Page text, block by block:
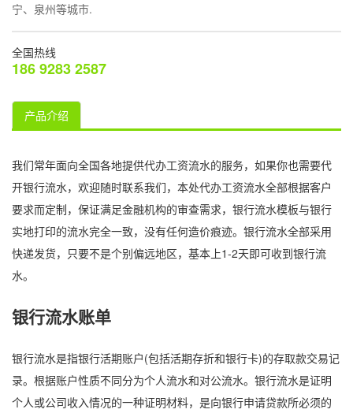
宁、泉州等城市.
全国热线
186 9283 2587
产品介绍
我们常年面向全国各地提供代办工资流水的服务，如果你也需要代
开银行流水，欢迎随时联系我们，本处代办工资流水全部根据客户
要求而定制，保证满足金融机构的审查需求，银行流水模板与银行
实地打印的流水完全一致，没有任何造价痕迹。银行流水全部采用
快递发货，只要不是个别偏远地区，基本上1-2天即可收到银行流
水。
银行流水账单
银行流水是指银行活期账户(包括活期存折和银行卡)的存取款交易记
录。根据账户性质不同分为个人流水和对公流水。银行流水是证明
个人或公司收入情况的一种证明材料，是向银行申请贷款所必须的